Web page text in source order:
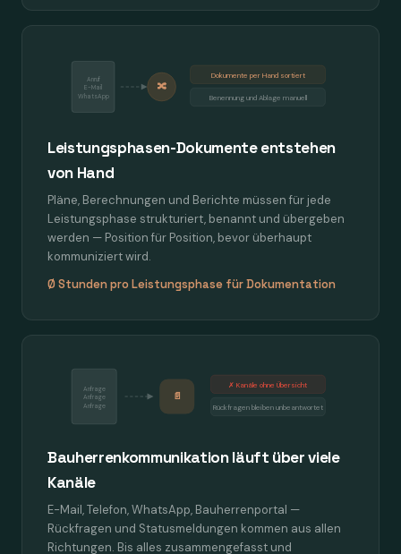
Anruf
E-Mail
WhatsApp
🔀
Dokumente per Hand sortiert
Benennung und Ablage manuell
Leistungsphasen-Dokumente entstehen
von Hand
Pläne, Berechnungen und Berichte müssen für jede
Leistungsphase strukturiert, benannt und übergeben
werden — Position für Position, bevor überhaupt
kommuniziert wird.
Ø Stunden pro Leistungsphase für Dokumentation
Anfrage
Anfrage
Anfrage
📄
✗ Kanäle ohne Übersicht
Rückfragen bleiben unbeantwortet
Bauherrenkommunikation läuft über viele
Kanäle
E-Mail, Telefon, WhatsApp, Bauherrenportal —
Rückfragen und Statusmeldungen kommen aus allen
Richtungen. Bis alles zusammengefasst und